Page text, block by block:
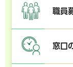
職員
窓口